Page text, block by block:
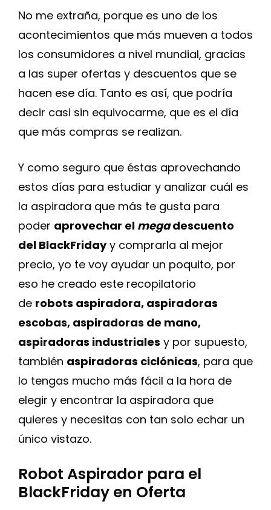
No me extraña, porque es uno de los
acontecimientos que más mueven a todos
los consumidores a nivel mundial, gracias
a las super ofertas y descuentos que se
hacen ese día. Tanto es así, que podría
decir casi sin equivocarme, que es el día
que más compras se realizan.
Y como seguro que éstas aprovechando
estos días para estudiar y analizar cuál es
la aspiradora que más te gusta para
poder aprovechar el megadescuento
del BlackFridayy comprarla al mejor
precio, yo te voy ayudar un poquito, por
eso he creado este recopilatorio
de robots aspiradora, aspiradoras
escobas, aspiradoras de mano,
aspiradoras industriales y por supuesto,
también aspiradoras ciclónicas, para que
lo tengas mucho más fácil a la hora de
elegir y encontrar la aspiradora que
quieres y necesitas con tan solo echar un
único vistazo.
Robot Aspirador para el
BlackFriday en Oferta